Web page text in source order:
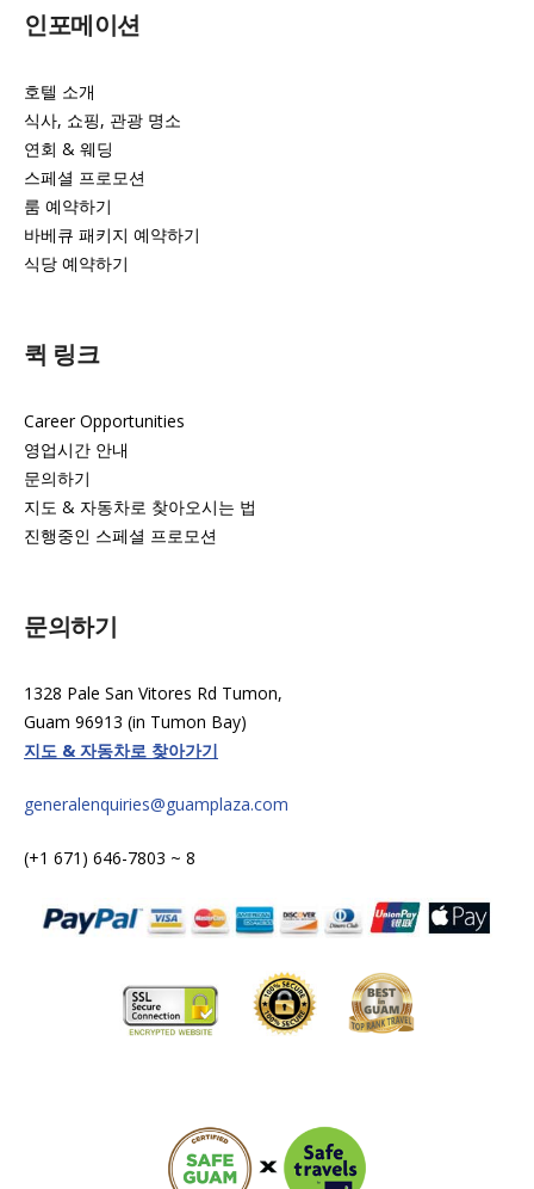
인포메이션
호텔 소개
식사, 쇼핑, 관광 명소
연회 & 웨딩
스페셜 프로모션
룸 예약하기
바베큐 패키지 예약하기
식당 예약하기
퀵 링크
Career Opportunities
영업시간 안내
문의하기
지도 & 자동차로 찾아오시는 법
진행중인 스페셜 프로모션
문의하기
1328 Pale San Vitores Rd Tumon,
Guam 96913 (in Tumon Bay)
지도 & 자동차로 찾아가기
generalenquiries@guamplaza.com
(+1 671) 646-7803 ~ 8